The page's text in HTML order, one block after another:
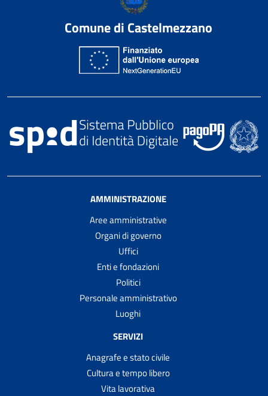
Comune di Castelmezzano
AMMINISTRAZIONE
Aree amministrative
Organi di governo
Uffici
Enti e fondazioni
Politici
Personale amministrativo
Luoghi
SERVIZI
Anagrafe e stato civile
Cultura e tempo libero
Vita lavorativa